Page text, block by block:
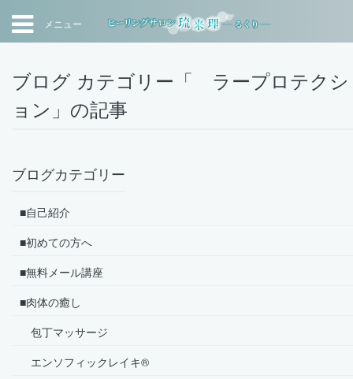
メニュー
ブログ カテゴリー「 ラープロテクシ
ョン」の記事
ブログカテゴリー
■自己紹介
■初めての方へ
■無料メール講座
■肉体の癒し
包丁マッサージ
エンソフィックレイキ®